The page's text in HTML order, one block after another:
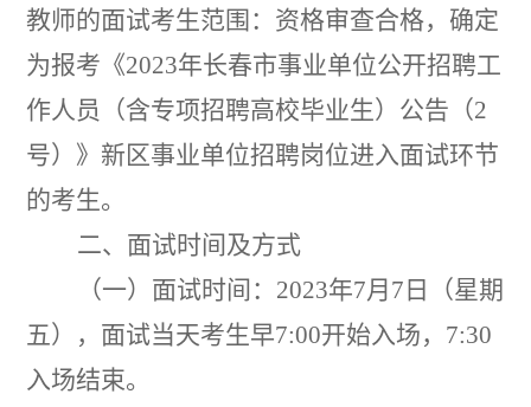
教师的面试考生范围：资格审查合格，确定
为报考《2023年长春市事业单位公开招聘工
作人员
（含专项招聘高校毕业生） 公告 （2
号） 》 新区事业单位招聘岗位进入面试环节
的考生。
二、 面试时间 及方式
（一） 面试时间： 2023年7月 7 日 （星期
五）， 面试当天考生早7:00开始入场， 7:30
入场结束。